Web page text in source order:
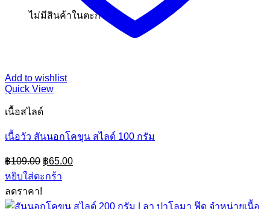
ไม่มีสินค้าในตะกร้า
Add to wishlist
Quick View
เนื้อสไลด์
เนื้อวัว สันนอกโคขุน สไลด์ 100 กรัม
฿109.00 Original
price
was:
฿65.00Current
price
หยิบใส่ตะกร้า
ลดราคา!